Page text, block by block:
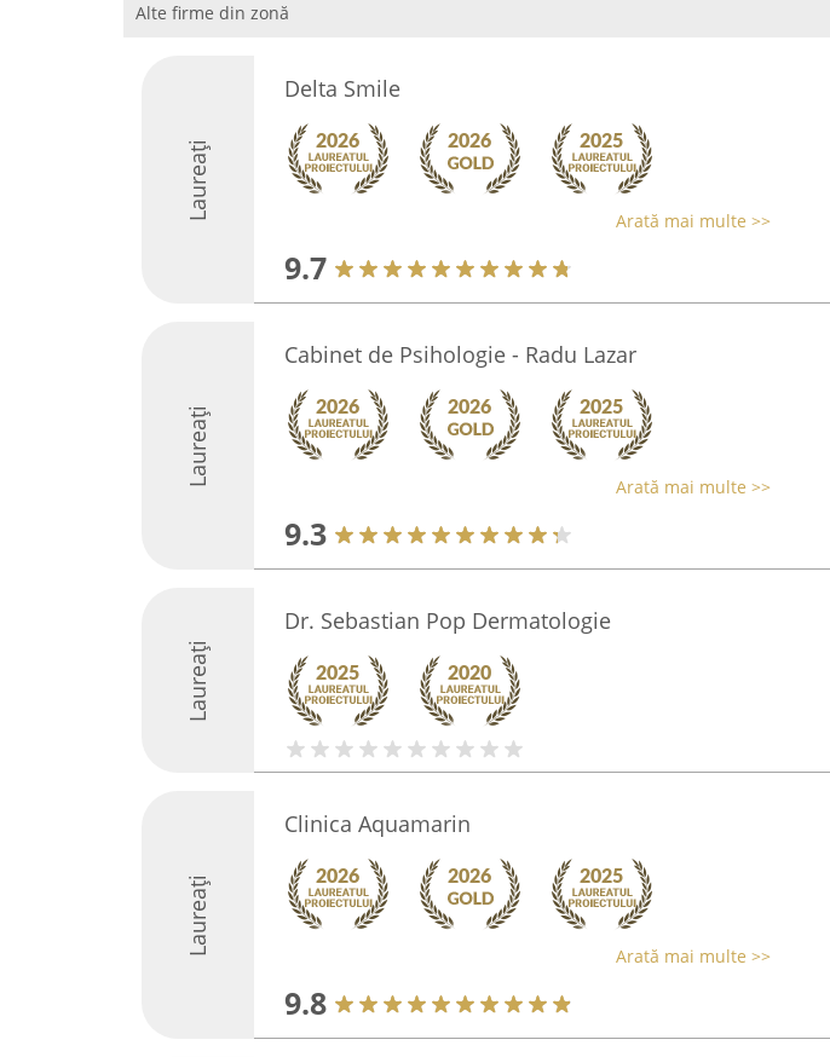
Alte firme din zonă
Laureați
Delta Smile
Arată mai multe >>
9.7
Laureați
Cabinet de Psihologie - Radu Lazar
Arată mai multe >>
9.3
Laureați
Dr. Sebastian Pop Dermatologie
Laureați
Clinica Aquamarin
Arată mai multe >>
9.8